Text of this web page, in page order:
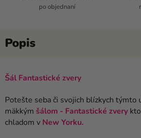
po objednaní
Šál Fantastické zvery
Potešte seba či svojich blízkych týmto
mäkkým šálom - Fantastické zvery
chladom v New Yorku.